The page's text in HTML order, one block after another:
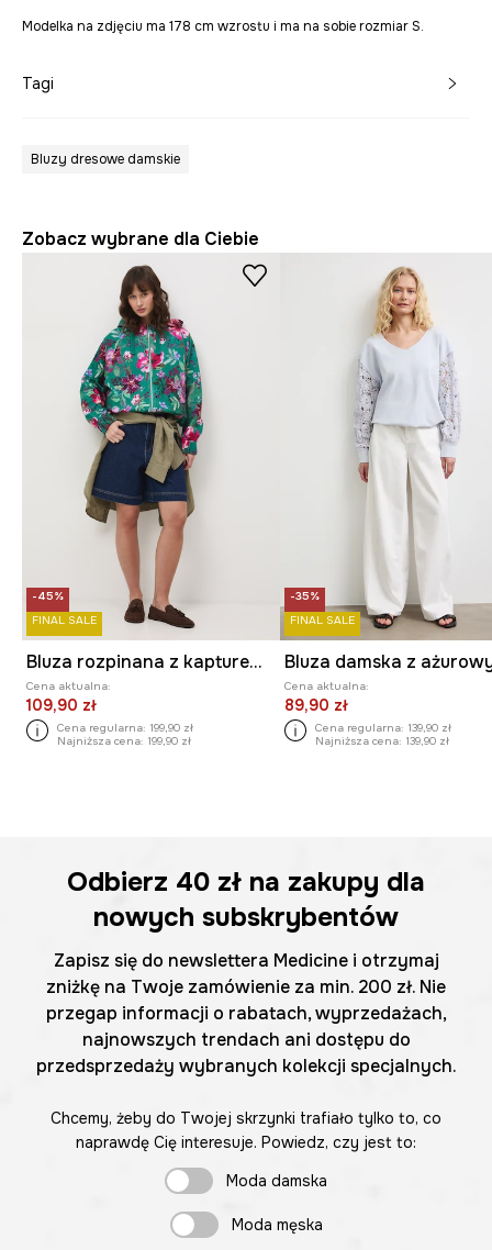
Modelka na zdjęciu ma 178 cm wzrostu i ma na sobie rozmiar S.
Tagi
Bluzy dresowe damskie
Zobacz wybrane dla Ciebie
-45%
FINAL SALE
Bluza rozpinana z kapturem damska bawełniana
Cena aktualna:
109,90 zł
Cena regularna: 199,90 zł
Najniższa cena: 199,90 zł
-35%
FINAL SALE
Cena aktualna:
89,90 zł
Cena regularna: 139,90 zł
Najniższa cena: 139,90 zł
Odbierz 40 zł na zakupy dla
nowych subskrybentów
Zapisz się do newslettera Medicine i otrzymaj
zniżkę na Twoje zamówienie za min. 200 zł. Nie
przegap informacji o rabatach, wyprzedażach,
najnowszych trendach ani dostępu do
przedsprzedaży wybranych kolekcji specjalnych.
Chcemy, żeby do Twojej skrzynki trafiało tylko to, co
naprawdę Cię interesuje. Powiedz, czy jest to:
Moda damska
Moda męska